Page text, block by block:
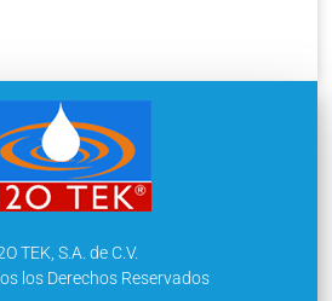
TEK, S.A. de C.V.
los Derechos Reservados